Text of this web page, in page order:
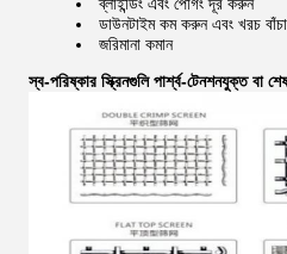
ডাউনটাইম কম করুন এবং খরচ
জরিমানা কমান
স্ব-পরিষ্কার স্ক্রিনগুলি পার্শ্ব-টেনশনযুক্ত বা